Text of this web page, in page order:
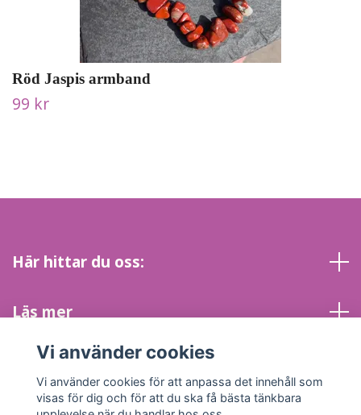
Röd Jaspis armband
99 kr
Här hittar du oss:
Läs mer
Sociala medier
Vi använder cookies
Vi använder cookies för att anpassa det innehåll som
visas för dig och för att du ska få bästa tänkbara